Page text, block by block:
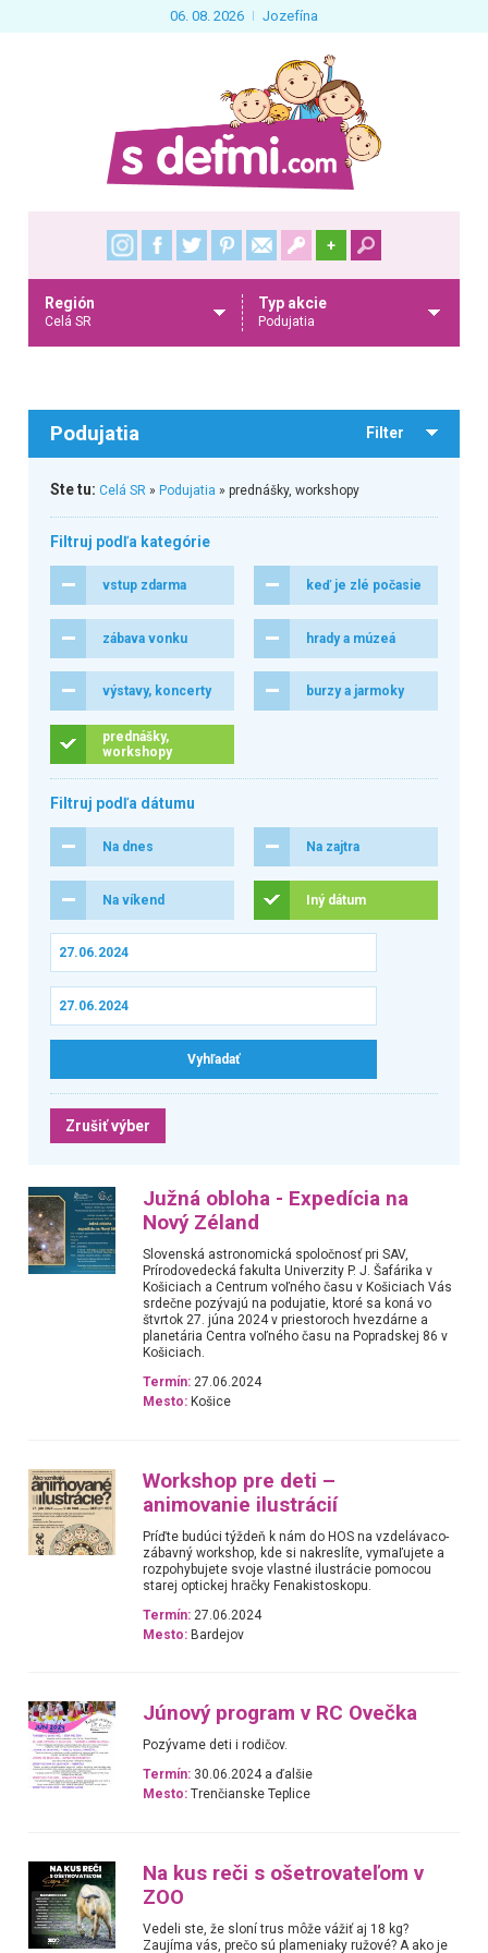
06. 08. 2026 Jozefína
+
Región
Celá SR
Typ akcie
Podujatia
Podujatia Filter
Ste tu: Celá SR» Podujatia » prednášky, workshopy
Filtruj podľa kategórie
vstup zdarma keď je zlé počasie
zábava vonku hrady a múzeá
výstavy, koncerty burzy a jarmoky
prednášky,
workshopy
Filtruj podľa dátumu
Na dnes Na zajtra
Na víkend Iný dátum
Zrušiť výber
Južná obloha - Expedícia na
Nový Zéland
Slovenská astronomická spoločnosť pri SAV,
Prírodovedecká fakulta Univerzity P. J. Šafárika v
Košiciach a Centrum voľného času v Košiciach Vás
srdečne pozývajú na podujatie, ktoré sa koná vo
štvrtok 27. júna 2024 v priestoroch hvezdárne a
planetária Centra voľného času na Popradskej 86 v
Košiciach.
Termín: 27.06.2024
Mesto: Košice
Workshop pre deti –
animovanie ilustrácií
Príďte budúci týždeň k nám do HOS na vzdelávaco-
zábavný workshop, kde si nakreslíte, vymaľujete a
rozpohybujete svoje vlastné ilustrácie pomocou
starej optickej hračky Fenakistoskopu.
Termín: 27.06.2024
Mesto: Bardejov
Júnový program v RC Ovečka
Pozývame deti i rodičov.
Termín: 30.06.2024 a ďalšie
Mesto: Trenčianske Teplice
Na kus reči s ošetrovateľom v
ZOO
Vedeli ste, že sloní trus môže vážiť aj 18 kg?
Zaujíma vás, prečo sú plameniaky ružové? A ako je